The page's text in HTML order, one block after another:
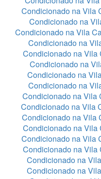
Condicionado na Vila
Condicionado na
Condicionado na Vila
Condicionado na
Condicionado na Vila
Condicionado na
Condicionado na
Condicionado na
Condicionado na Vila
Condicionado na Vila
Condicionado na Vila
Condicionado na Vila
Condicionado na Vila
Condicionado na Vila
Condicionado na
Condicionado na